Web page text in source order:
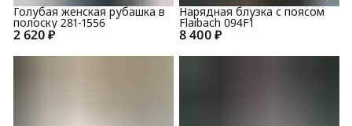
2 620 ₽
Голубая женская рубашка в
полоску 281-1556
8 400 ₽
Нарядная блузка с поясом
Flaibach 094F1